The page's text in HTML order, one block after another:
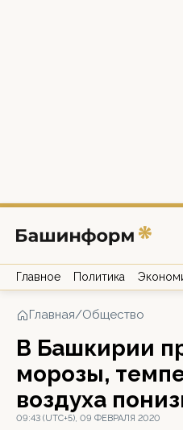
Главное Политика
Главная/Общество
В Башкирии
морозы,
воздуха
09:43 (UTC+5), 09 ФЕВРАЛЯ 2020